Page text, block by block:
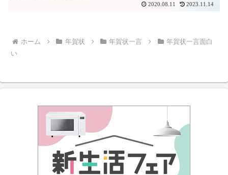
2020.08.11 2023.11.14
ホーム 年賀状 年賀状一言
年賀状一言面白
い